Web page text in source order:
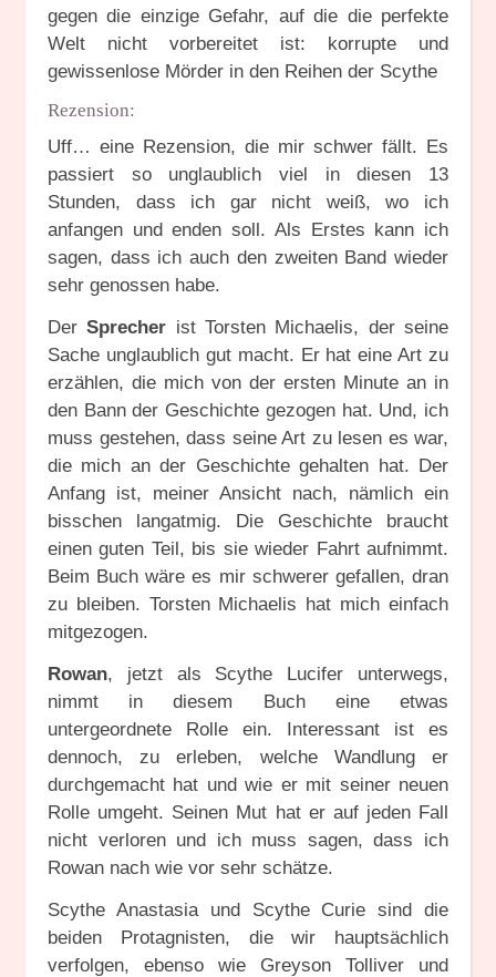
gegen die einzige Gefahr, auf die die perfekte
Welt nicht vorbereitet ist: korrupte und
gewissenlose Mörder in den Reihen der Scythe
Rezension:
Uff… eine Rezension, die mir schwer fällt. Es
passiert so unglaublich viel in diesen 13
Stunden, dass ich gar nicht weiß, wo ich
anfangen und enden soll. Als Erstes kann ich
sagen, dass ich auch den zweiten Band wieder
sehr genossen habe.
DerSprecher ist Torsten Michaelis, der seine
Sache unglaublich gut macht. Er hat eine Art zu
erzählen, die mich von der ersten Minute an in
den Bann der Geschichte gezogen hat. Und, ich
muss gestehen, dass seine Art zu lesen es war,
die mich an der Geschichte gehalten hat. Der
Anfang ist, meiner Ansicht nach, nämlich ein
bisschen langatmig. Die Geschichte braucht
einen guten Teil, bis sie wieder Fahrt aufnimmt.
Beim Buch wäre es mir schwerer gefallen, dran
zu bleiben. Torsten Michaelis hat mich einfach
mitgezogen.
Rowan, jetzt als Scythe Lucifer unterwegs,
nimmt in diesem Buch eine etwas
untergeordnete Rolle ein. Interessant ist es
dennoch, zu erleben, welche Wandlung er
durchgemacht hat und wie er mit seiner neuen
Rolle umgeht. Seinen Mut hat er auf jeden Fall
nicht verloren und ich muss sagen, dass ich
Rowan nach wie vor sehr schätze.
Scythe Anastasia und Scythe Curie sind die
beiden Protagnisten, die wir hauptsächlich
verfolgen, ebenso wie Greyson Tolliver und